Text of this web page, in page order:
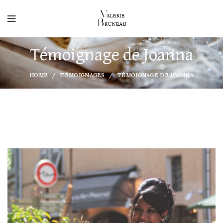
Témoignage de Joanna
HOME TÉMOIGNAGES TÉMOIGNAGE DE JOANNA